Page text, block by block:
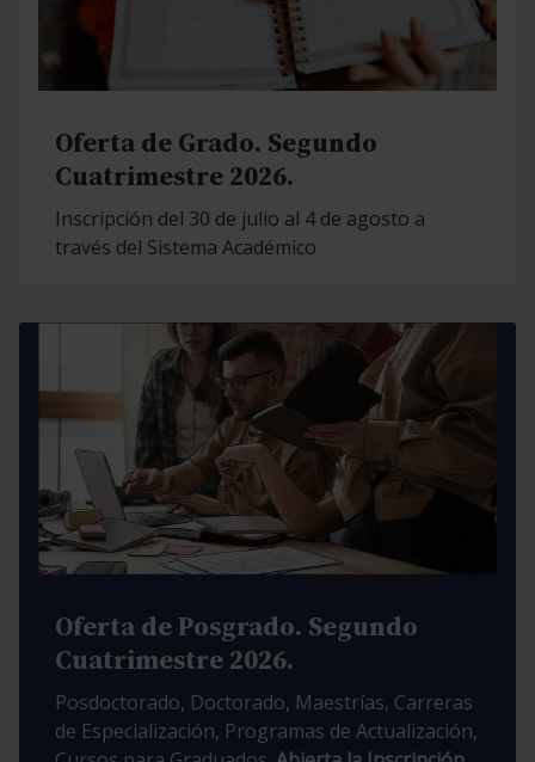
Oferta de Grado. Segundo
Cuatrimestre 2026.
Inscripción del 30 de julio al 4 de agosto a
través del Sistema Académico
Oferta de Posgrado. Segundo
Cuatrimestre 2026.
Posdoctorado, Doctorado, Maestrías, Carreras
de Especialización, Programas de Actualización,